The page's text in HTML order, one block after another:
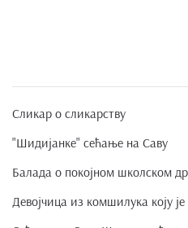
Сликар о сликарству
"Шидијанке" сећање на Саву
Балада о покојном школском
Девојчица из комшилука коју